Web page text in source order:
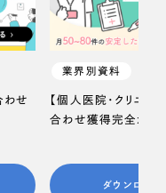
わせ
業界別資料
【個人医院・クリニッ
合わせ獲得完全ガイ
ダウンロード